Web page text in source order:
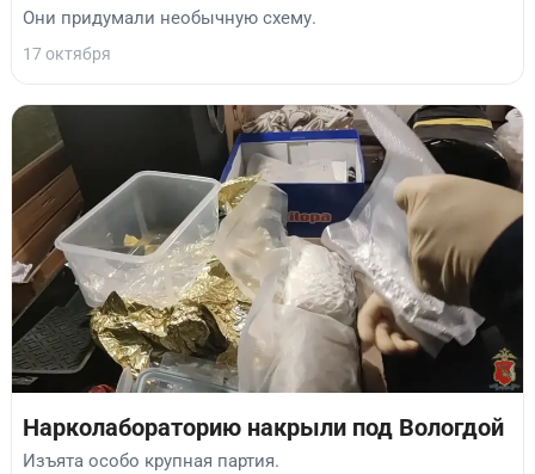
Они придумали необычную схему.
17 октября
Нарколабораторию накрыли под Вологдой
Изъята особо крупная партия.